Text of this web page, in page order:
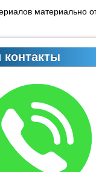
материально